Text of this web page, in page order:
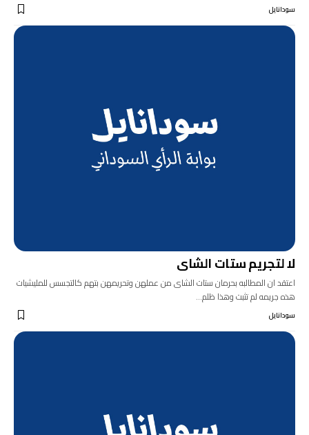
سودانايل
لا لتجريم ستات الشاى
اعتقد ان المطالبه بحرمان ستات الشاى من عملهن وتحريمهن بتهم كالتجسس للمليشيات
هذه جريمه لم تثبت وهذا ظلم…
سودانايل